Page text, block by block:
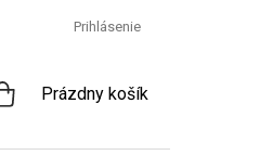
Prihlásenie
NÁKUPNÝ
Prázdny košík